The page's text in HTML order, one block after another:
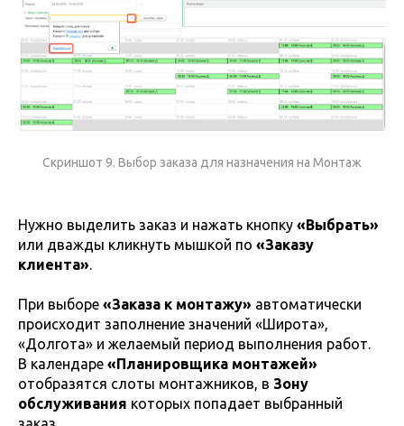
Скриншот 9. Выбор заказа для назначения на Монтаж
Нужно выделить заказ и нажать кнопку «Выбрать»
или дважды кликнуть мышкой по «Заказу
клиента».
При выборе «Заказа к монтажу» автоматически
происходит заполнение значений «Широта»,
«Долгота» и желаемый период выполнения работ.
В календаре «Планировщика монтажей»
отобразятся слоты монтажников, в Зону
обслуживания которых попадает выбранный